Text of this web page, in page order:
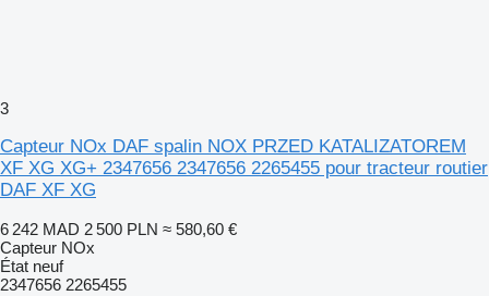
3
Capteur NOx DAF spalin NOX PRZED KATALIZATOREM
XF XG XG+ 2347656 2347656 2265455 pour tracteur routier
DAF XF XG
6 242 MAD 2 500 PLN ≈ 580,60 €
Capteur NOx
État neuf
2347656 2265455